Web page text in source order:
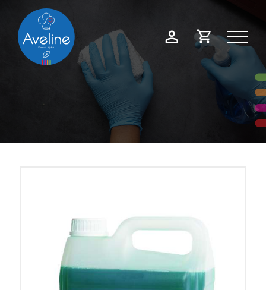
Mon
compte
Demande
de
devis